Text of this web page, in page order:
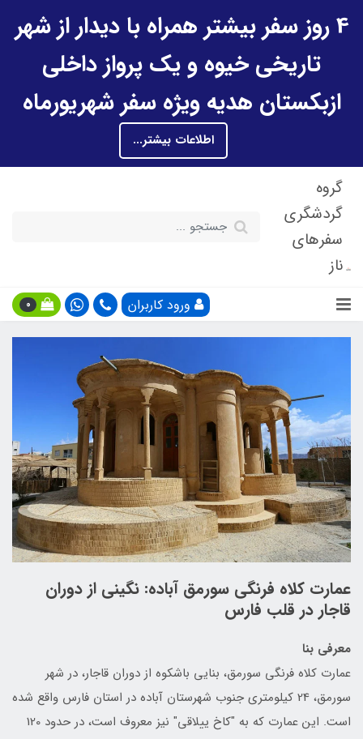
4 روز سفر بیشتر همراه با دیدار از شهر
تاریخی خیوه و یک پرواز داخلی
ازبکستان هدیه ویژه سفر شهریورماه
اطلاعات بیشتر...
گروه
گردشگری
سفرهای
ناز
ورود کاربران 0
عمارت کلاه فرنگی سورمق آباده: نگینی از دوران
قاجار در قلب فارس
معرفی بنا
عمارت کلاه فرنگی سورمق، بنایی باشکوه از دوران قاجار، در شهر
سورمق، 24 کیلومتری جنوب شهرستان آباده در استان فارس واقع شده
است. این عمارت که به "کاخ ییلاقی" نیز معروف است، در حدود 120